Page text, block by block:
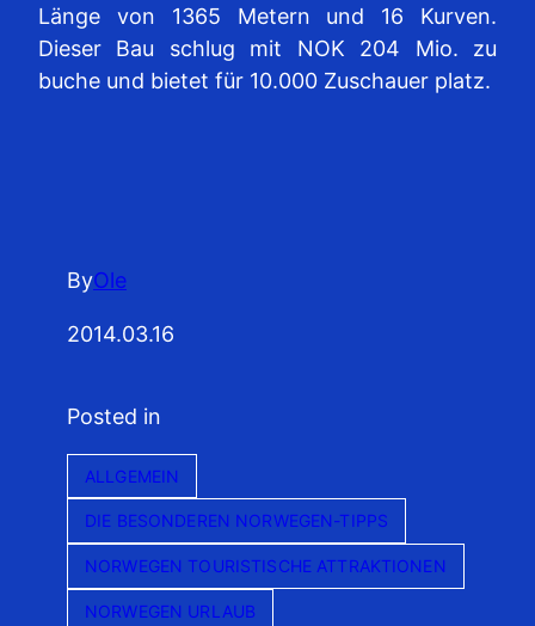
Länge von 1365 Metern und 16 Kurven.
Dieser Bau schlug mit NOK 204 Mio. zu
buche und bietet für 10.000 Zuschauer platz.
ByOle
2014.03.16
Posted in
ALLGEMEIN
DIE BESONDEREN NORWEGEN-TIPPS
NORWEGEN TOURISTISCHE ATTRAKTIONEN
NORWEGEN URLAUB